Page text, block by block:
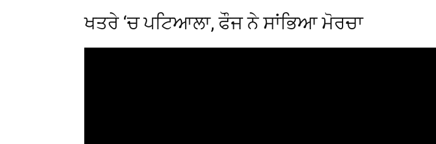
ਖਤਰੇ ‘ਚ ਪਟਿਆਲਾ, ਫੌਜ ਨੇ ਸਾਂਭਿਆ ਮੋਰਚਾ